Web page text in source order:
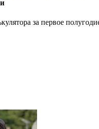
за первое